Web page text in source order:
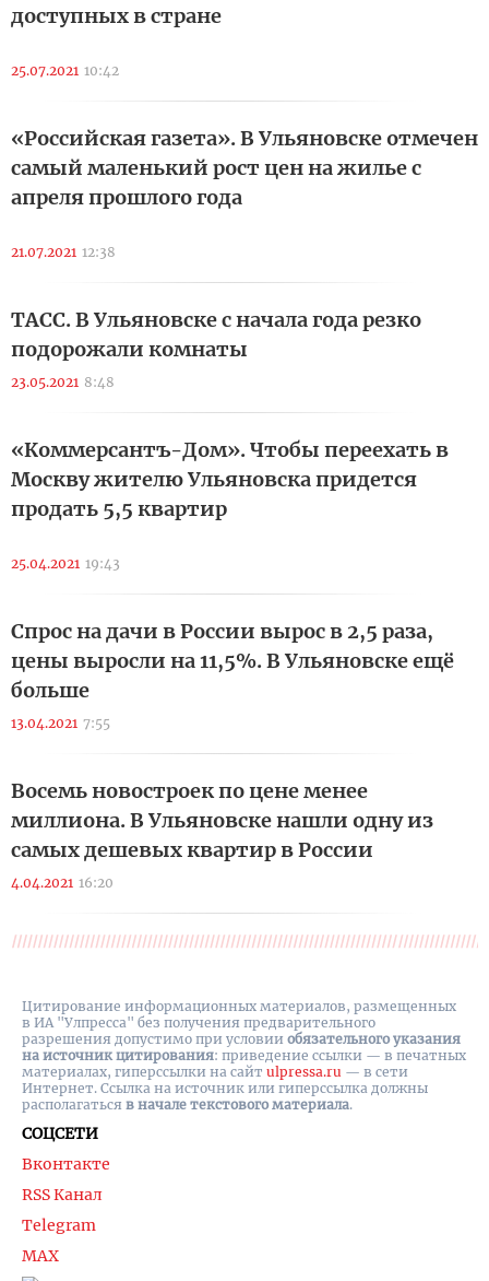
доступных в стране
25.07.2021 10:42
«Российская газета». В Ульяновске отмечен
самый маленький рост цен на жилье с
апреля прошлого года
21.07.2021 12:38
ТАСС. В Ульяновске с начала года резко
подорожали комнаты
23.05.2021 8:48
«Коммерсантъ-Дом». Чтобы переехать в
Москву жителю Ульяновска придется
продать 5,5 квартир
25.04.2021 19:43
Спрос на дачи в России вырос в 2,5 раза,
цены выросли на 11,5%. В Ульяновске ещё
больше
13.04.2021 7:55
Восемь новостроек по цене менее
миллиона. В Ульяновске нашли одну из
самых дешевых квартир в России
4.04.2021 16:20
СОЦСЕТИ
Вконтакте
RSS Канал
Telegram
MAX
Цитирование информационных материалов, размещенных
в ИА "Улпресса" без получения предварительного
разрешения допустимо при условии обязательного указания
на источник цитирования: приведение ссылки — в печатных
материалах, гиперссылки на cайт ulpressa.ru — в сети
Интернет. Ссылка на источник или гиперссылка должны
располагаться в начале текстового материала.